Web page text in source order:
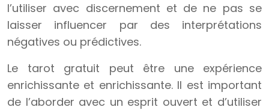
l’utiliser avec discernement et de ne pas se
laisser influencer par des interprétations
négatives ou prédictives.
Le tarot gratuit peut être une expérience
enrichissante et enrichissante. Il est important
de l’aborder avec un esprit ouvert et d’utiliser